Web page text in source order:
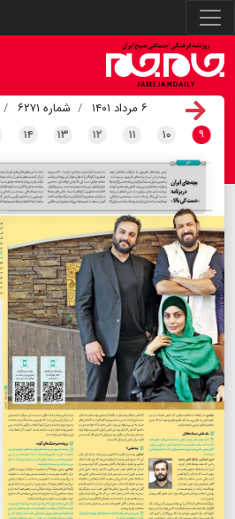
۶ مرداد ۱۴۰۱ شماره ۶۲۷۱
۹ ۱۰ ۱۱ ۱۲ ۱۳ ۱۴